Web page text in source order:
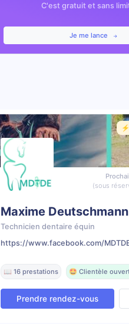
C'est gratuit et sans
Je me lance
(sous
Maxime Deutschmann
Technicien dentaire équin
https://www.facebook.com/
📖 16 prestations 🤩 Clientèle
Prendre rendez-vous